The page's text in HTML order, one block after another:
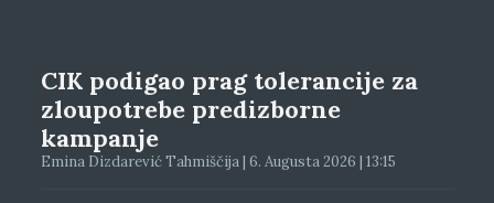
CIK podigao prag tolerancije za
zloupotrebe predizborne
kampanje
Emina Dizdarević Tahmiščija | 6. Augusta 2026 | 13:15